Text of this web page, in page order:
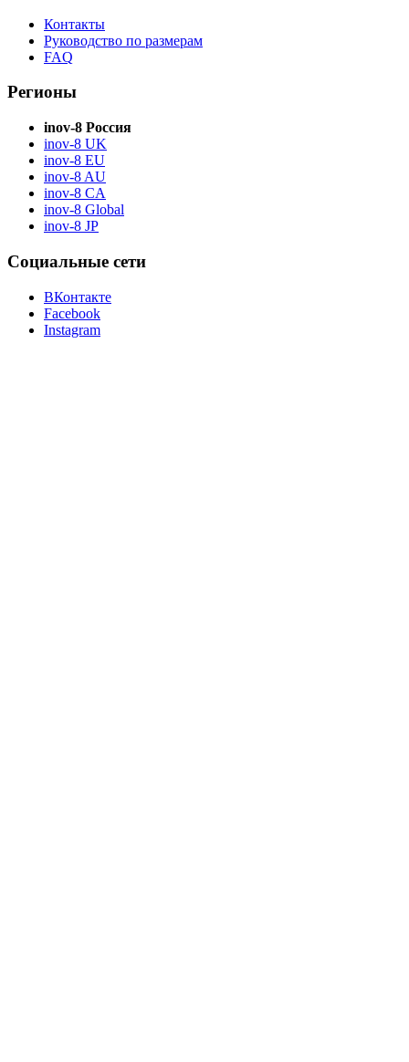
Контакты
Руководство по размерам
FAQ
Регионы
inov-8 Россия
inov-8 UK
inov-8 EU
inov-8 AU
inov-8 CA
inov-8 Global
inov-8 JP
Социальные сети
ВКонтакте
Facebook
Instagram